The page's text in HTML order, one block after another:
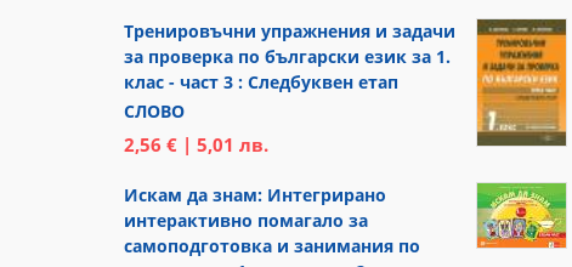
Тренировъчни упражнения и задачи
за проверка по български език за 1.
клас - част 3 : Следбуквен етап
СЛОВО
2,56 € | 5,01 лв.
Искам да знам: Интегрирано
интерактивно помагало за
самоподготовка и занимания по